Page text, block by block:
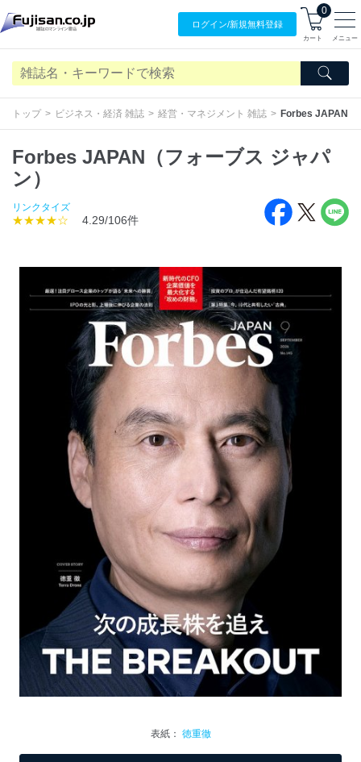
ログイン/新規無料登録
0
カート メニュー
トップ ビジネス・経済 雑誌 経営・マネジメント 雑誌 Forbes JAPAN（
Forbes JAPAN（フォーブス ジャパ
ン）
リンクタイズ
★★★★☆ 4.29/106件
表紙： 徳重徹